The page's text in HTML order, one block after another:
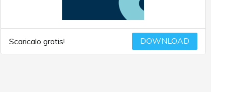
Scaricalo gratis! DOWNLOAD